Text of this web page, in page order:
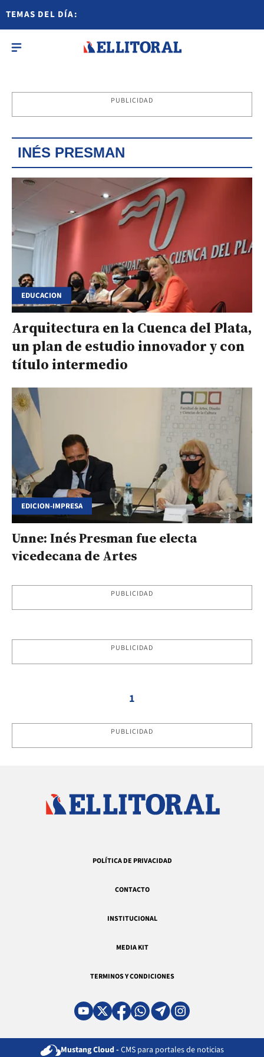
TEMAS DEL DÍA:
PUBLICIDAD
INÉS PRESMAN
EDUCACION
Arquitectura en la Cuenca del Plata,
un plan de estudio innovador y con
título intermedio
EDICION-IMPRESA
Unne: Inés Presman fue electa
vicedecana de Artes
PUBLICIDAD
PUBLICIDAD
1
PUBLICIDAD
POLÍTICA DE PRIVACIDAD
CONTACTO
INSTITUCIONAL
MEDIA KIT
TERMINOS Y CONDICIONES
Mustang Cloud - CMS para portales de noticias